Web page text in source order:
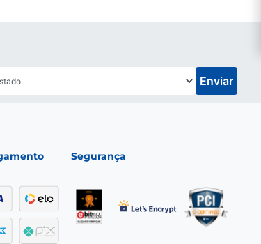
Enviar
Segurança